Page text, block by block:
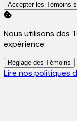
Accepter les Témoins
Nous utilisons des
expérience.
Réglage des Témoins
Lire nos politiques